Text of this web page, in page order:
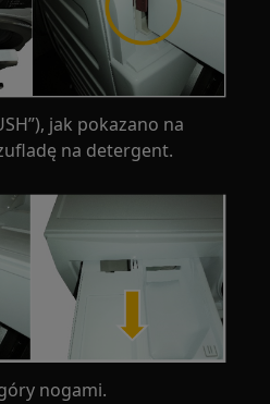
jak pokazano na
na detergent.
nogami.